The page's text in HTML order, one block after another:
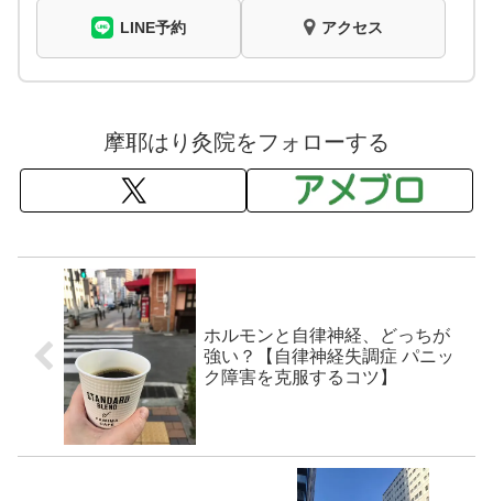
LINE予約 アクセス
摩耶はり灸院をフォローする
ホルモンと自律神経、どっちが
強い？【自律神経失調症 パニッ
ク障害を克服するコツ】